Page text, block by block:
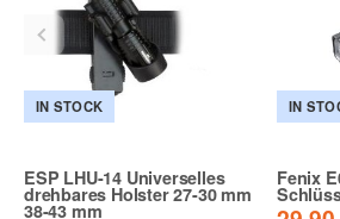
IN STOCK
ESP LHU-14 Universelles
drehbares Holster 27-30 mm
38-43 mm
IN
Fenix